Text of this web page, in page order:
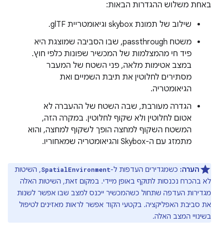
באחת משלוש ההגדרות הבאות:
שילוב של תמונת skybox וגיאומטריית glTF.
משטח passthrough, שבו הסביבה שמוצגת היא
פיד חי מהמצלמות של המכשיר שפונות כלפי חוץ.
במצב אטימות מלאה, פני השטח של המעבר
מסתירים לחלוטין את תיבת השמיים ואת
הגיאומטריה.
הגדרה מעורבת, שבה השטח של ההעברה לא
אטום לחלוטין ולא שקוף לחלוטין. במקרה הזה,
המשטח השקוף למחצה הופך לשקוף למחצה, והוא
מתמזג עם ה-Skybox והגיאומטריה שמאחוריו.
הערה: כשמגדירים העדפות ל-SpatialEnvironment, השיטות
לא בהכרח נכנסות לתוקף באופן מיידי. במקום זאת, השיטות האלה
מגדירות העדפה שתחול כשהמכשיר ייכנס למצב שבו אפשר לשנות
את סביבת האפליקציה. בקטעי הקוד אפשר לראות מאזינים לטיפול
בשינויי המצב האלה.